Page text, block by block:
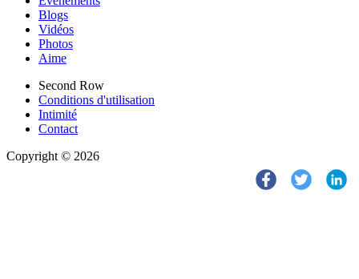
Blogs
Vidéos
Photos
Aime
Second Row
Conditions d'utilisation
Intimité
Contact
Copyright © 2026